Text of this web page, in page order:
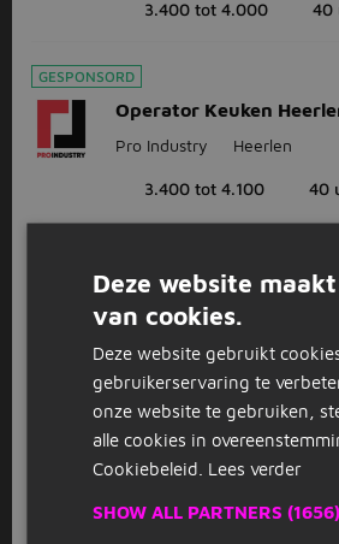
3.400 tot 4.000 40
GESPONSORD
Operator Keuken
Pro Industry Heerlen
3.400 tot 4.100 40
2
recent gesloten vacatures
Hoe solliciteer ik als
Deze website
van cookies.
Deze website gebruikt
gebruikerservaring te
onze website te gebruiken,
alle cookies in
Cookiebeleid. Lees verder
SHOW ALL PARTNERS